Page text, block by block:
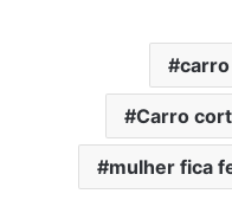
Carro
mulher fica